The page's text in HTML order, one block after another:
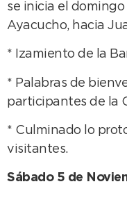
se inicia el
Ayacucho, hacia
* Izamiento de la
* Palabras de
participantes de la
* Culminado lo
visitantes.
Sábado 5 de